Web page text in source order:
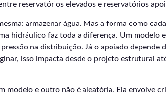
reservatórios elevados e reservatórios
armazenar água. Mas a forma como
hidráulico faz toda a diferença. Um modelo
na distribuição. Já o apoiado depende
isso impacta desde o projeto estrutural
modelo e outro não é aleatória. Ela envolve